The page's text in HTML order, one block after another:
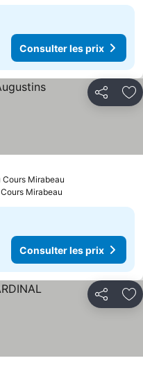
Consulter les prix
Partager
Cours Mirabeau
Mirabeau
Consulter les prix
Partager